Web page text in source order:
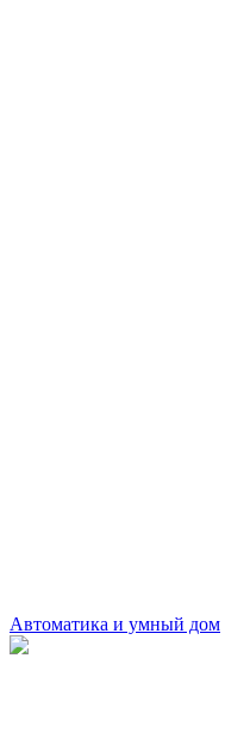
Автоматика и умный дом